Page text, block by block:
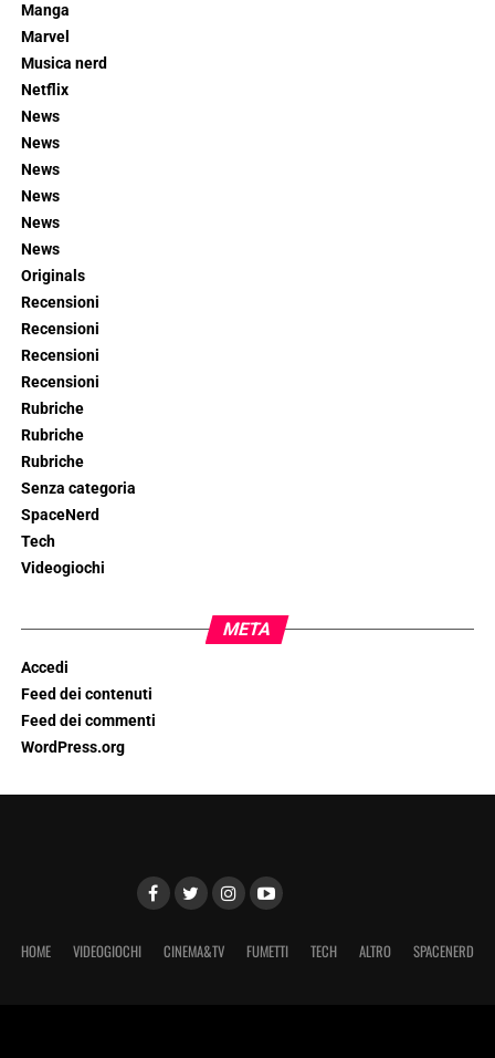
Manga
Marvel
Musica nerd
Netflix
News
News
News
News
News
News
Originals
Recensioni
Recensioni
Recensioni
Recensioni
Rubriche
Rubriche
Rubriche
Senza categoria
SpaceNerd
Tech
Videogiochi
META
Accedi
Feed dei contenuti
Feed dei commenti
WordPress.org
HOME VIDEOGIOCHI CINEMA&TV FUMETTI TECH ALTRO SPACENERD